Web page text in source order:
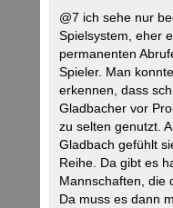
@7 ich sehe nur
Spielsystem, eher
permanenten
Spieler. Man
erkennen, dass
Gladbacher vor
zu selten genutzt.
Gladbach gefühlt
Reihe. Da gibt es
Mannschaften, die
Da muss es dann